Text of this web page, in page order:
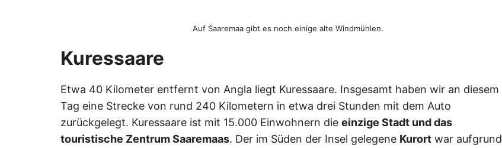
Auf Saaremaa gibt es noch einige alte Windmühlen.
Kuressaare
Etwa 40 Kilometer entfernt von Angla liegt Kuressaare. Insgesamt haben wir an diesem
Tag eine Strecke von rund 240 Kilometern in etwa drei Stunden mit dem Auto
zurückgelegt. Kuressaare ist mit 15.000 Einwohnern die einzige Stadt und das
touristische Zentrum Saaremaas. Der im Süden der Insel gelegene Kurort war aufgrund